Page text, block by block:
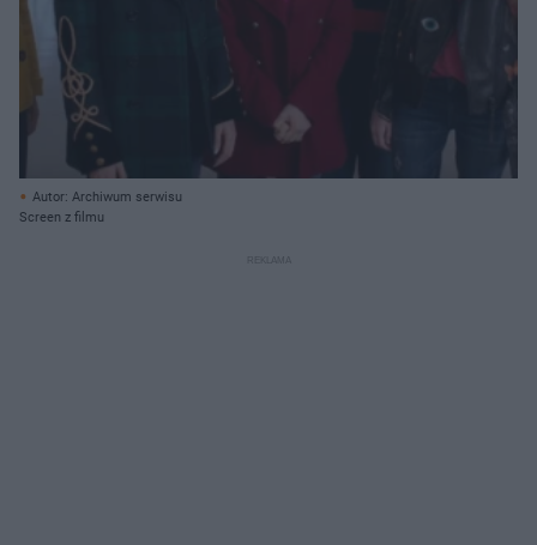
Autor: Archiwum serwisu
Screen z filmu